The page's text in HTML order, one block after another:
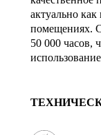
актуально
помещениях.
50 000 часов,